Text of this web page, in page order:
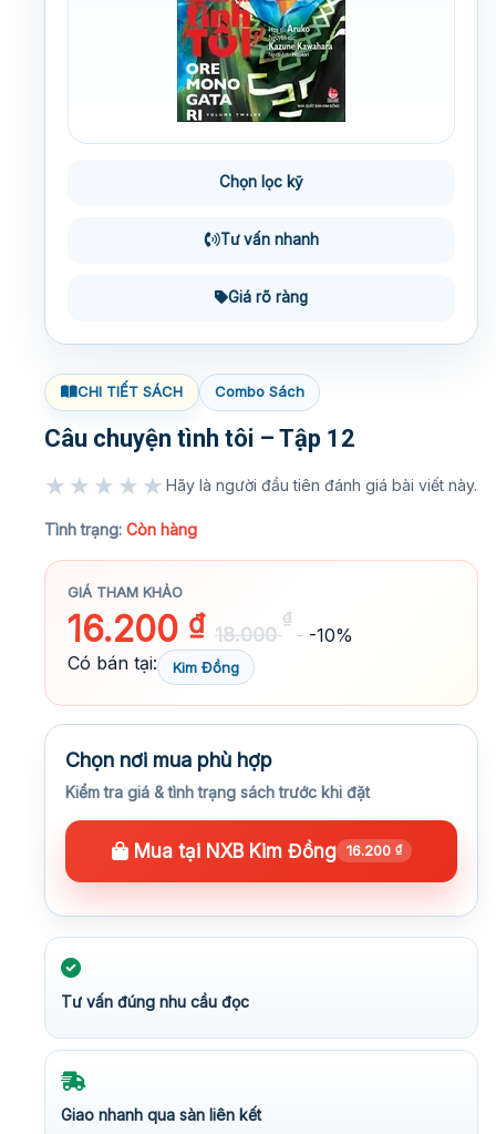
Chọn lọc kỹ
Tư vấn nhanh
Giá rõ ràng
CHI TIẾT SÁCH Combo Sách
Câu chuyện tình tôi – Tập 12
★★★★★ Hãy là người đầu tiên đánh giá bài viết này.
Tình trạng: Còn hàng
GIÁ THAM KHẢO
16.200 ₫ 18.000
₫
-10%
Có bán tại:
Kim Đồng
Chọn nơi mua phù hợp
Kiểm tra giá & tình trạng sách trước khi đặt
Mua tại NXB Kim Đồng 16.200 ₫
Tư vấn đúng nhu cầu đọc
Giao nhanh qua sàn liên kết